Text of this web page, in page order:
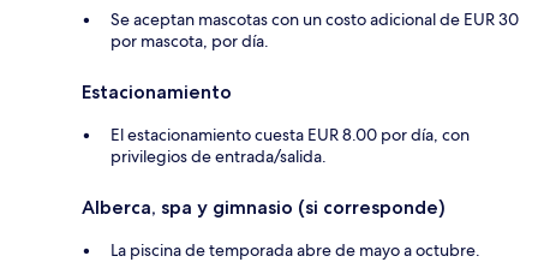
Se aceptan mascotas con un costo adicional de EUR 30
por mascota, por día.
Estacionamiento
El estacionamiento cuesta EUR 8.00 por día, con
privilegios de entrada/salida.
Alberca, spa y gimnasio (si corresponde)
La piscina de temporada abre de mayo a octubre.